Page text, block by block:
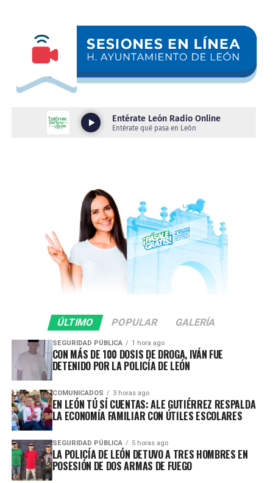
durante su segunda Asamblea Nacional 2026, que tiene
como sede a León.
“Hay mucho potencial de crecimiento en la parte de
inversiones porque siempre estamos para facilitar,
para quien viene y pone un negocio; hay mano de
obra calificada porque capacitamos, formamos y
Asimismo, resaltó que León se caracteriza por ser una
ciudad construida por personas trabajadoras locales y
foráneas, estas últimas que encontraron oportunidades
y decidieron hacer del municipio su hogar.
“Aquí estamos en León para recibirlos con las
puertas abiertas y las ventanas abiertas, que León lo
más importante que tiene es su gente, y de mucha
que se enamoran de la ciudad y que deciden
quedarse a vivir aquí”, señaló.
Además, se impulsan programas gratuitos de
capacitación en herramientas como idiomas, Excel,
Word e inteligencia artificial, además de acercar
oportunidades laborales mediante Chamba Módulo,
plataforma que mantiene actualizadas las vacantes
disponibles para perfiles que van desde educación básica
hasta nivel profesional.
Como resultado de esta política de facilitación y
ÚLTIMO POPULAR GALERÍA
SEGURIDAD PÚBLICA 1 hora ago
CON MÁS DE 100 DOSIS DE DROGA, IVÁN FUE
DETENIDO POR LA POLICÍA DE LEÓN
COMUNICADOS 3 horas ago
EN LEÓN TÚ SÍ CUENTAS: ALE GUTIÉRREZ RESPALDA
LA ECONOMÍA FAMILIAR CON ÚTILES ESCOLARES
SEGURIDAD PÚBLICA 5 horas ago
LA POLICÍA DE LEÓN DETUVO A TRES HOMBRES EN
POSESIÓN DE DOS ARMAS DE FUEGO